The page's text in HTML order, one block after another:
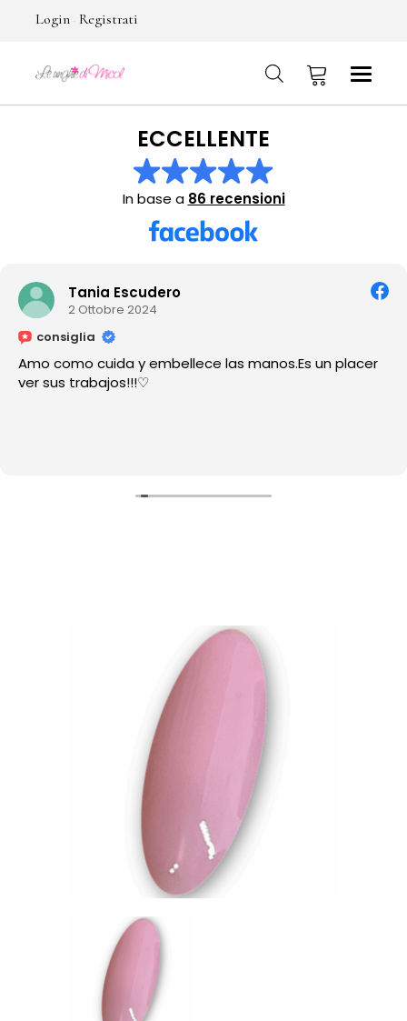
Login Registrati
No products in the cart.
ECCELLENTE
In base a 86 recensioni
Tania Escudero
2 Ottobre 2024
consiglia
Amo como cuida y embellece las manos.Es un placer
ver sus trabajos!!!♡